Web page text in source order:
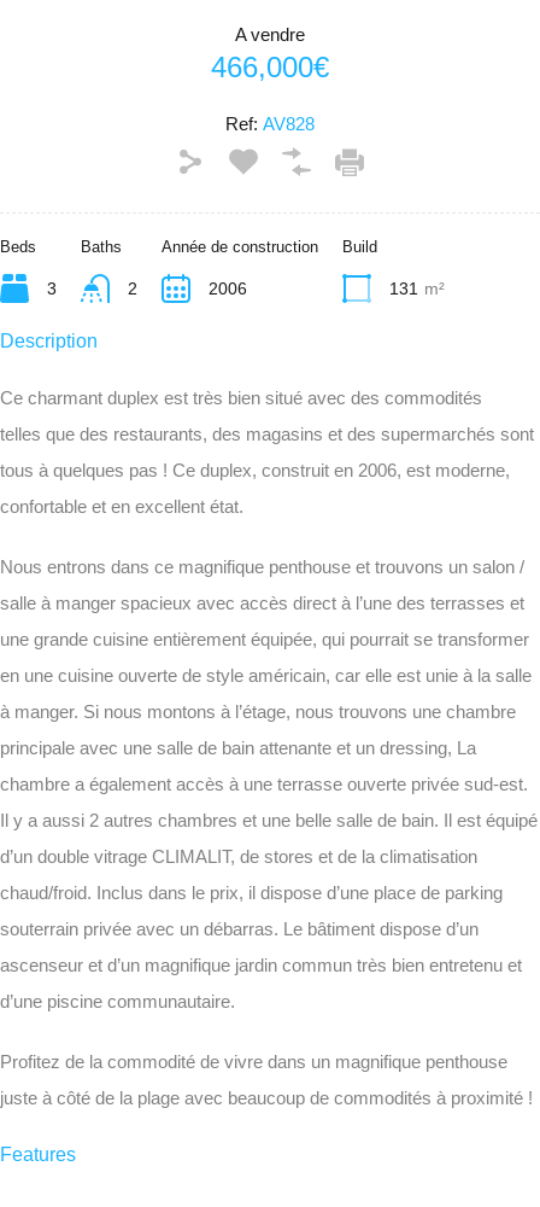
A vendre
466,000€
Ref: AV828
Beds
3
Baths
2
Année de construction
2006
Build
131 m²
Description
Ce charmant duplex est très bien situé avec des commodités
telles que des restaurants, des magasins et des supermarchés sont
tous à quelques pas ! Ce duplex, construit en 2006, est moderne,
confortable et en excellent état.
Nous entrons dans ce magnifique penthouse et trouvons un salon /
salle à manger spacieux avec accès direct à l’une des terrasses et
une grande cuisine entièrement équipée, qui pourrait se transformer
en une cuisine ouverte de style américain, car elle est unie à la salle
à manger. Si nous montons à l’étage, nous trouvons une chambre
principale avec une salle de bain attenante et un dressing, La
chambre a également accès à une terrasse ouverte privée sud-est.
Il y a aussi 2 autres chambres et une belle salle de bain. Il est équipé
d’un double vitrage CLIMALIT, de stores et de la climatisation
chaud/froid. Inclus dans le prix, il dispose d’une place de parking
souterrain privée avec un débarras. Le bâtiment dispose d’un
ascenseur et d’un magnifique jardin commun très bien entretenu et
d’une piscine communautaire.
Profitez de la commodité de vivre dans un magnifique penthouse
juste à côté de la plage avec beaucoup de commodités à proximité !
Features